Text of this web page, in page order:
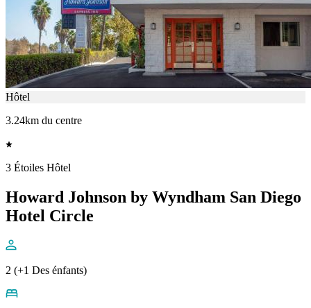
Hôtel
3.24km du centre
3 Étoiles Hôtel
Howard Johnson by Wyndham San Diego
Hotel Circle
2 (+1 Des énfants)